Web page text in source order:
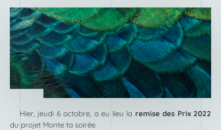
Hier, jeudi 6 octobre, a eu lieu la remise des Prix 2022
du projet Monte ta soirée.